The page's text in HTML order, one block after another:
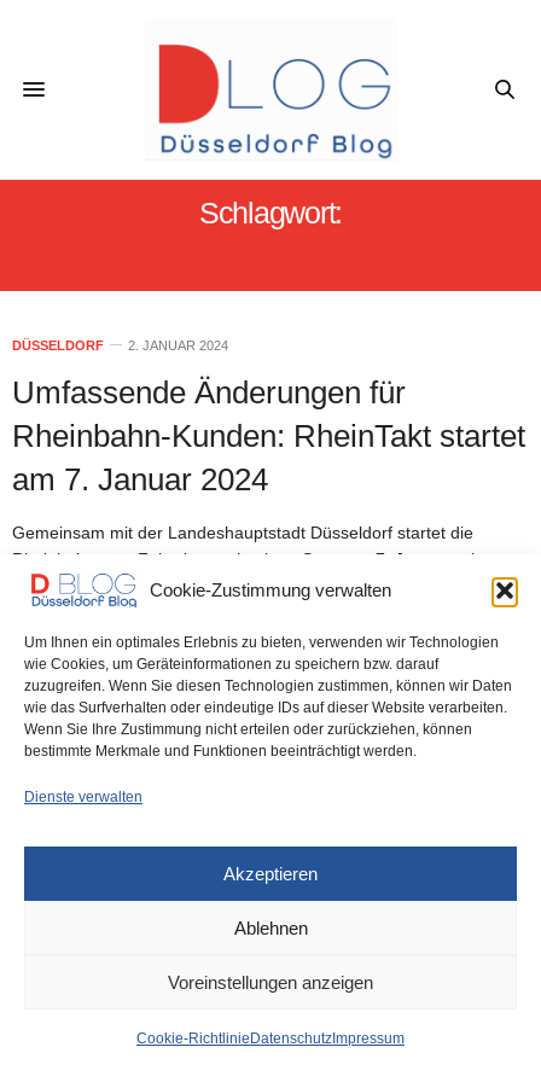
Cookie-Zustimmung verwalten
Um Ihnen ein optimales Erlebnis zu bieten, verwenden wir Technologien
wie Cookies, um Geräteinformationen zu speichern bzw. darauf
zuzugreifen. Wenn Sie diesen Technologien zustimmen, können wir Daten
wie das Surfverhalten oder eindeutige IDs auf dieser Website verarbeiten.
Wenn Sie Ihre Zustimmung nicht erteilen oder zurückziehen, können
bestimmte Merkmale und Funktionen beeinträchtigt werden.
Dienste verwalten
Akzeptieren
Ablehnen
Voreinstellungen anzeigen
Cookie-Richtlinie Datenschutz Impressum
Schlagwort:
DÜSSELDORF 2. JANUAR 2024
Umfassende Änderungen für
Rheinbahn-Kunden: RheinTakt startet
am 7. Januar 2024
Gemeinsam mit der Landeshauptstadt Düsseldorf startet die
Rheinbahn zum Fahrplanwechsel am Sonntag, 7. Januar, mit…
IMPRESSUM DATENSCHUTZ COOKIE-RICHTLINIE (EU)